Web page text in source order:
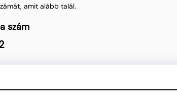
amit alább talál.
szám